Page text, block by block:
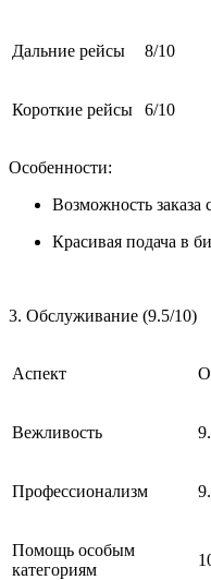
Дальние рейсы 8/10
Короткие рейсы 6/10
Особенности:
Возможность заказа
Красивая подача в
3. Обслуживание (9.5/10)
Аспект
Вежливость
Профессионализм
Помощь особым
категориям